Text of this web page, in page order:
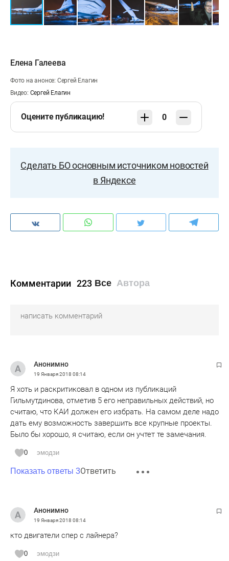
Елена Галеева
Фото на анонсе: Сергей Елагин
Видео: Сергей Елагин
Оцените публикацию! 0
Сделать БО основным источником новостей
в Яндексе
Комментарии 223 Все Автора
Анонимно
19 Января 2018 08:14
Я хоть и раскритиковал в одном из публикаций
Гильмутдинова, отметив 5 его неправильных действий, но
считаю, что КАИ должен его избрать. На самом деле надо
дать ему возможность завершить все крупные проекты.
Было бы хорошо, я считаю, если он учтет те замечания.
0 эмодзи
Показать ответы 3Ответить
Анонимно
19 Января 2018 08:14
кто двигатели спер с лайнера?
0 эмодзи